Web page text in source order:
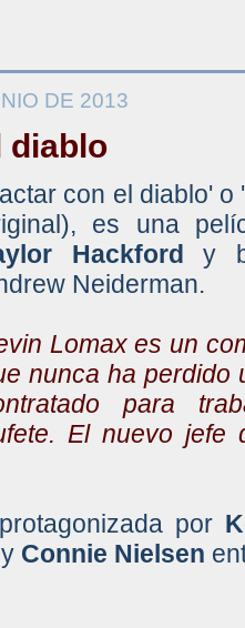
DE 2013
diablo
con el diablo'
es una
Hackford
y
Neiderman.
Lomax es un
nunca ha perdido
para
El nuevo jefe
por
Connie Nielsen